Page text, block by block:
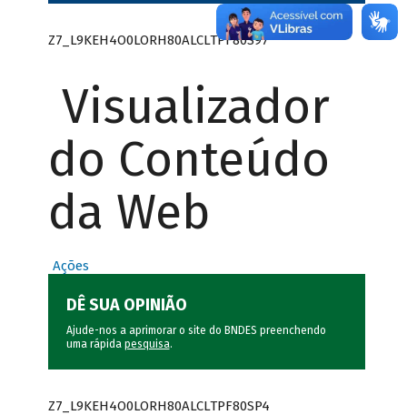
Z7_L9KEH4O0LORH80ALCLTPF80S97
Visualizador
do Conteúdo
da Web
Ações
DÊ SUA OPINIÃO
Ajude-nos a aprimorar o site do BNDES preenchendo
uma rápida pesquisa.
Z7_L9KEH4O0LORH80ALCLTPF80SP4